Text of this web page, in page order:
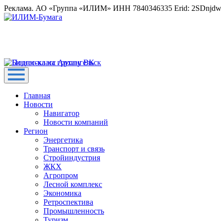
Реклама. АО «Группа «ИЛИМ» ИНН 7840346335 Erid:
Главная
Новости
Навигатор
Новости компаний
Регион
Энергетика
Транспорт и связь
Стройиндустрия
ЖКХ
Агропром
Лесной комплекс
Экономика
Ретроспектива
Промышленность